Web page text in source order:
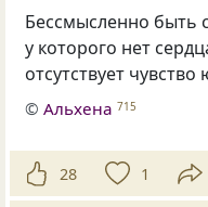
Бессмысленно быть
у которого нет
отсутствует
©Альхена 715
28 1